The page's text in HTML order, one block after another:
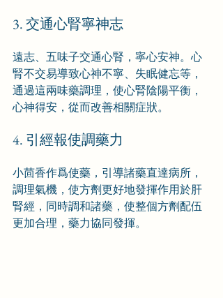
3. 交通心腎寧神志
遠志、五味子交通心腎，寧心安神。心
腎不交易導致心神不寧、失眠健忘等，
通過這兩味藥調理，使心腎陰陽平衡，
心神得安，從而改善相關症狀。
4. 引經報使調藥力
小茴香作爲使藥，引導諸藥直達病所，
調理氣機，使方劑更好地發揮作用於肝
腎經，同時調和諸藥，使整個方劑配伍
更加合理，藥力協同發揮。